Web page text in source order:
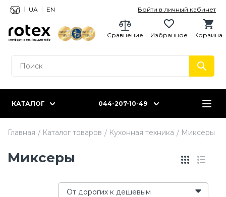
UA EN Войти в личный кабинет
Корзина
Избранное
Сравнение
КАТАЛОГ 044-207-10-49
Главная Каталог товаров Кухонная техника Миксеры
Миксеры
От дорогих к дешевым